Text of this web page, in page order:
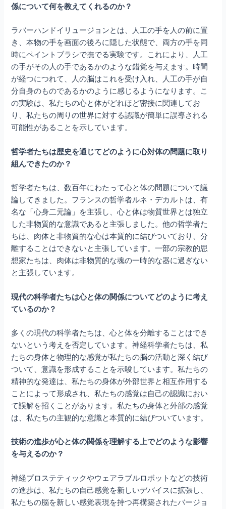
係について何を教えてくれるのか？
ラバーハンドイリュージョンとは、人工の手を人の前に置
き、本物の手を画面の後ろに隠した状態で、両方の手を同
時にペイントブラシで撫でる実験です。これにより、人工
の手がその人の手であるかのような錯覚を与えます。時間
が経つにつれて、人の脳はこれを受け入れ、人工の手が自
分自身のものであるかのように感じるようになります。こ
の実験は、私たちの心と体がどれほど密接に関連してお
り、私たちの周りの世界に対する認識が簡単に誤導される
可能性があることを示しています。
哲学者たちは歴史を通じてどのように心対体の問題に取り
組んできたのか？
哲学者たちは、数百年にわたって心と体の問題について議
論してきました。フランスの哲学者ルネ・デカルトは、有
名な「心身二元論」を主張し、心と体は物質世界とは独立
した非物質的な意識であると主張しました。他の哲学者た
ちは、肉体と非物質的な心は本質的に結びついており、分
離することはできないと主張しています。一部の宗教的思
想家たちは、肉体は非物質的な魂の一時的な器に過ぎない
と主張しています。
現代の科学者たちは心と体の関係についてどのように考え
ているのか？
多くの現代の科学者たちは、心と体を分離することはでき
ないという考えを否定しています。神経科学者たちは、私
たちの身体と物理的な感覚が私たちの脳の活動と深く結び
ついて、意識を形成することを示唆しています。私たちの
精神的な発達は、私たちの身体が外部世界と相互作用する
ことによって形成され、私たちの感覚は自己の認識におい
て誤解を招くことがあります。私たちの身体と外部の感覚
は、私たちの主観的な意識と本質的に結びついています。
技術の進歩が心と体の関係を理解する上でどのような影響
を与えるのか？
神経プロステティックやウェアラブルロボットなどの技術
の進歩は、私たちの自己感覚を新しいデバイスに拡張し、
私たちの脳を新しい感覚表現を持つ再構築されたバージョ